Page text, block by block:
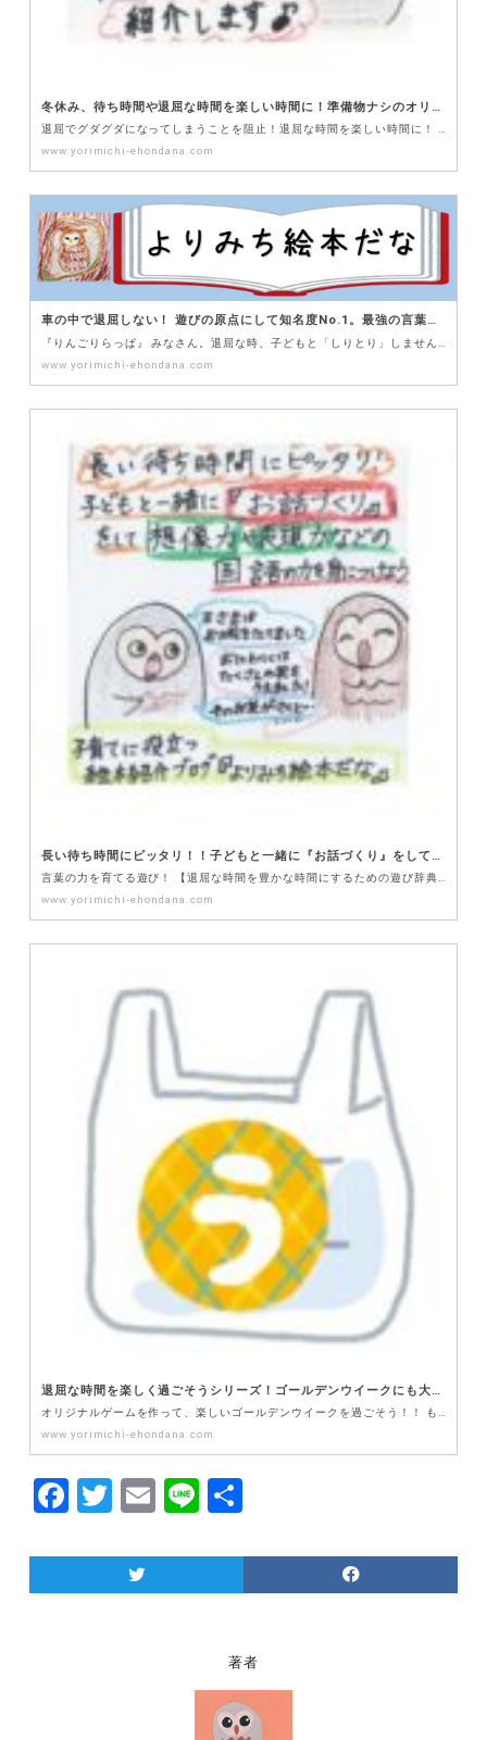
冬休み、待ち時間や退屈な時間を楽しい時間に！準備物ナシのオリジナルゲームを紹介！
www.yorimichi-ehondana.com
車の中で退屈しない！ 遊びの原点にして知名度No.1。最強の言葉遊び「しりとり」 – よりみち絵本だな ～子育ての悩みを解決する 絵本と遊びの図書館～
www.yorimichi-ehondana.com
長い待ち時間にピッタリ！！子どもと一緒に『お話づくり』をして想像力や表現力などの国語の力を身につけよう！
www.yorimichi-ehondana.com
退屈な時間を楽しく過ごそうシリーズ！ゴールデンウイークにも大活躍！オリジナルゲームで遊んで、子どもと一緒に頭の体操をしよう！
www.yorimichi-ehondana.com
F
c
e
T
itt
er
E
ai
l
Li
e
共
著者